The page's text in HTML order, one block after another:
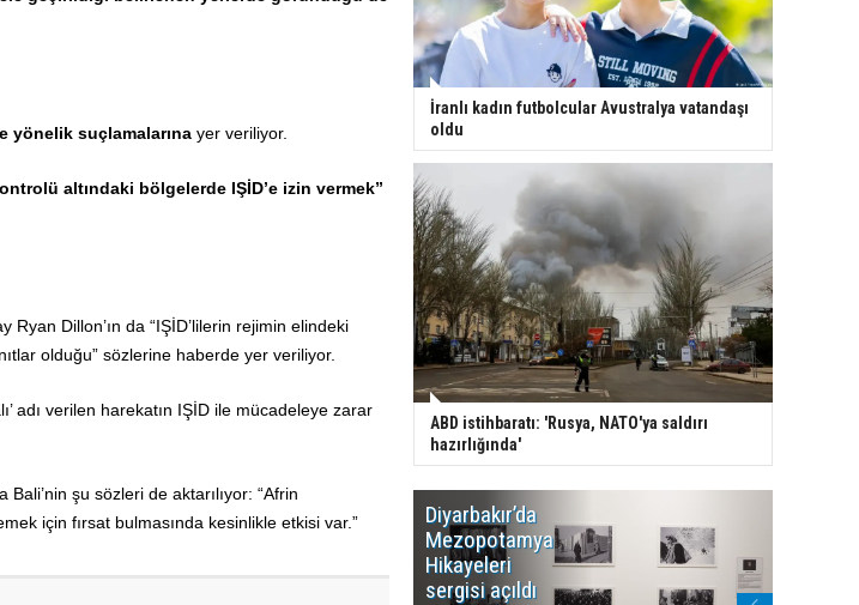
yönelik suçlamalarına yer veriliyor.
altındaki bölgelerde IŞİD’e izin vermek”
Ryan Dillon’ın da “IŞİD’lilerin rejimin elindeki
olduğu” sözlerine haberde yer veriliyor.
adı verilen harekatın IŞİD ile mücadeleye zarar
şu sözleri de aktarılıyor: “Afrin
için fırsat bulmasında kesinlikle etkisi var.”
İranlı kadın futbolcular Avustralya vatandaşı
oldu
ABD istihbaratı: 'Rusya, NATO'ya saldırı
hazırlığında'
Diyarbakır’da
Mezopotamya
Hikayeleri
sergisi açıldı